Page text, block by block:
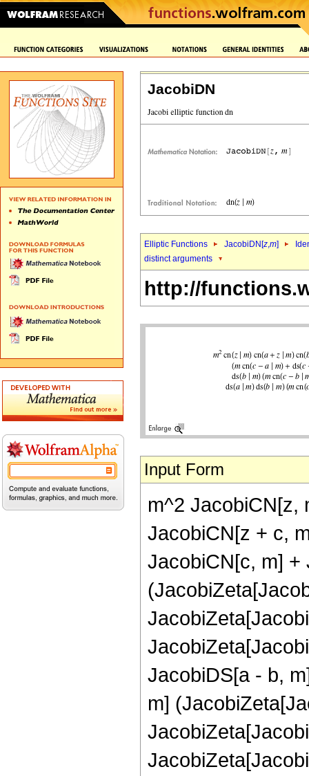
JacobiDN
Elliptic Functions JacobiDN[z,m]
distinct arguments
http://
Input Form
m^2 JacobiCN[z,
JacobiCN[z + c,
JacobiCN[c, m] +
JacobiDS[a - b,
m]